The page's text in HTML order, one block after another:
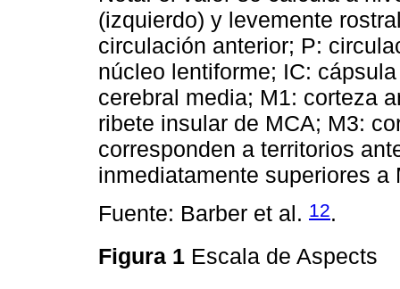
(izquierdo) y levemente
circulación anterior; P:
núcleo lentiforme; IC:
cerebral media; M1: corteza
ribete insular de MCA; M3:
corresponden a territorios
inmediatamente superiores a
Fuente: Barber et al. 12.
Figura 1 Escala de Aspects